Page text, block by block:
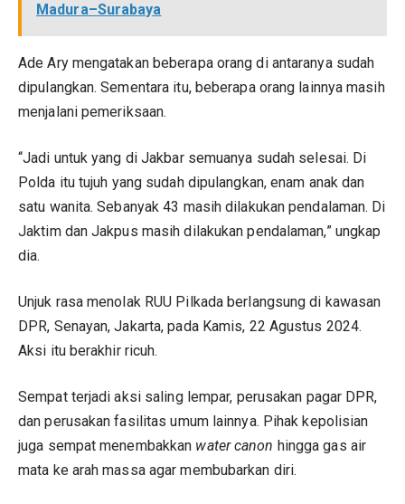
Madura–Surabaya
Ade Ary mengatakan beberapa orang di antaranya sudah
dipulangkan. Sementara itu, beberapa orang lainnya masih
menjalani pemeriksaan.
“Jadi untuk yang di Jakbar semuanya sudah selesai. Di
Polda itu tujuh yang sudah dipulangkan, enam anak dan
satu wanita. Sebanyak 43 masih dilakukan pendalaman. Di
Jaktim dan Jakpus masih dilakukan pendalaman,” ungkap
dia.
Unjuk rasa menolak RUU Pilkada berlangsung di kawasan
DPR, Senayan, Jakarta, pada Kamis, 22 Agustus 2024.
Aksi itu berakhir ricuh.
Sempat terjadi aksi saling lempar, perusakan pagar DPR,
dan perusakan fasilitas umum lainnya. Pihak kepolisian
juga sempat menembakkan water canon hingga gas air
mata ke arah massa agar membubarkan diri.